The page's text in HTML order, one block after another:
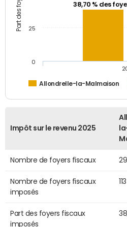
38,70 % des
Allondrelle-la-Malmaison
0
25
Impôt sur le revenu 2025
Nombre de foyers fiscaux
Nombre de foyers fiscaux
imposés
113
Part des foyers fiscaux
imposés